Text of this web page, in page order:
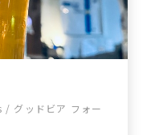
グッドビア フォー